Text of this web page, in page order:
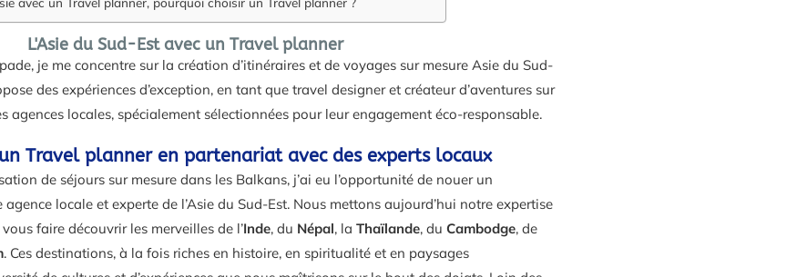
L'Asie du Sud-Est avec un Travel planner
je me concentre sur la création d’itinéraires et de voyages sur mesure Asie du Sud-
des expériences d’exception, en tant que travel designer et créateur d’aventures sur
agences locales, spécialement sélectionnées pour leur engagement éco-responsable.
Travel planner en partenariat avec des experts locaux
de séjours sur mesure dans les Balkans, j’ai eu l’opportunité de nouer un
locale et experte de l’Asie du Sud-Est. Nous mettons aujourd’hui notre expertise
faire découvrir les merveilles de l’Inde, du Népal, la Thaïlande, du Cambodge, de
. Ces destinations, à la fois riches en histoire, en spiritualité et en paysages